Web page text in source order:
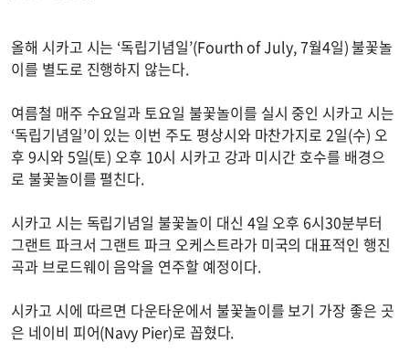
올해 시카고 시는 ‘독립기념일’(Fourth of July, 7월4일) 불꽃놀
이를 별도로 진행하지 않는다.
여름철 매주 수요일과 토요일 불꽃놀이를 실시 중인 시카고 시는
‘독립기념일’이 있는 이번 주도 평상시와 마찬가지로 2일(수) 오
후 9시와 5일(토) 오후 10시 시카고 강과 미시간 호수를 배경으
로 불꽃놀이를 펼친다.
시카고 시는 독립기념일 불꽃놀이 대신 4일 오후 6시30분부터
그랜트 파크서 그랜트 파크 오케스트라가 미국의 대표적인 행진
곡과 브로드웨이 음악을 연주할 예정이다.
시카고 시에 따르면 다운타운에서 불꽃놀이를 보기 가장 좋은 곳
은 네이비 피어(Navy Pier)로 꼽혔다.